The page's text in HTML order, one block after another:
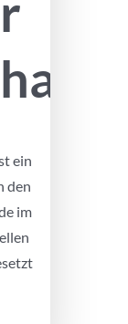
ein
den
im